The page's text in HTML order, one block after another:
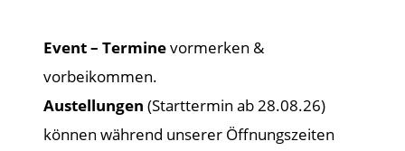
Event – Terminevormerken &
vorbeikommen.
Austellungen (Starttermin ab 28.08.26)
können während unserer Öffnungszeiten